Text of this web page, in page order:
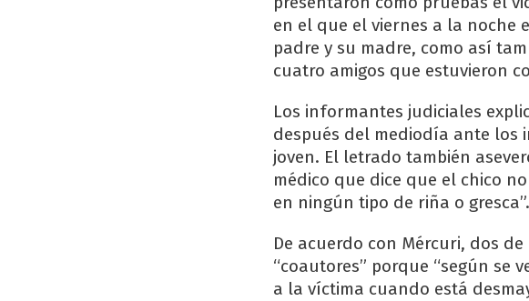
en el que el viernes a la noche
padre y su madre, como así
cuatro amigos que estuvieron
Los informantes judiciales
después del mediodía ante los
joven. El letrado también
médico que dice que el chico
en ningún tipo de riña o gresca”.
De acuerdo con Mércuri, dos
“coautores” porque “según se
a la víctima cuando está